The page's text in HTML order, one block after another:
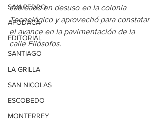
SAN PEDRO
APODACA
EDITORIAL
SANTIAGO
LA GRILLA
SAN NICOLAS
ESCOBEDO
MONTERREY
cableado en desuso en la colonia
Tecnológico y aprovechó para constatar
el avance en la pavimentación de la
calle Filósofos.